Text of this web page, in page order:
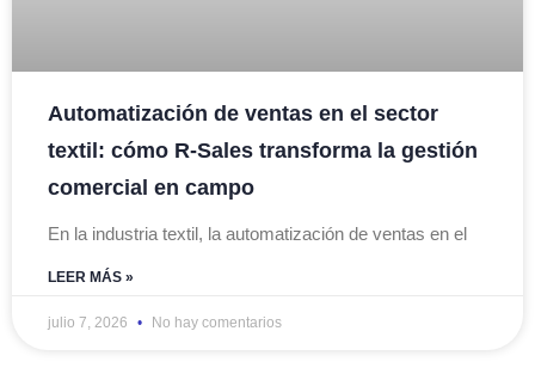
Automatización de ventas en el sector
textil: cómo R-Sales transforma la gestión
comercial en campo
En la industria textil, la automatización de ventas en el
LEER MÁS »
julio 7, 2026 No hay comentarios